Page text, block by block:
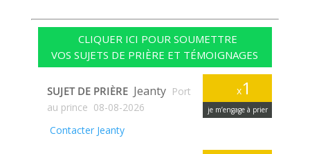
CLIQUER ICI POUR SOUMETTRE
VOS SUJETS DE PRIÈRE ET TÉMOIGNAGES
x1
je m’engage à prier
SUJET DE PRIÈRE Jeanty Port
au prince 08-08-2026
Contacter Jeanty